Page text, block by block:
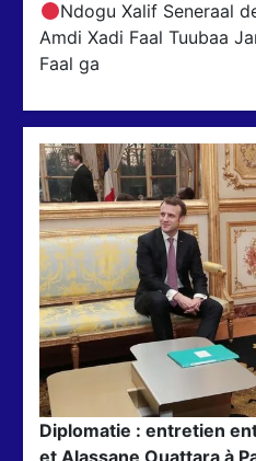
Ndogu Xalif Seneraal
Amdi Xadi Faal Tuubaa
Faal ga
Diplomatie : entretien